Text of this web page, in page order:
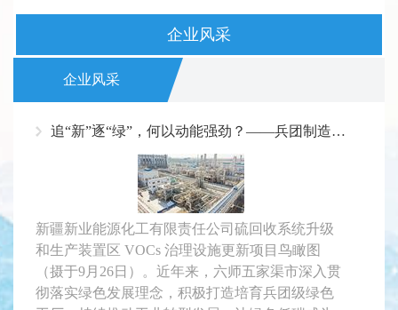
企业风采
企业风采
追“新”逐“绿”，何以动能强劲？——兵团制造业绿色转型发展观察
新疆新业能源化工有限责任公司硫回收系统升级
和生产装置区 VOCs 治理设施更新项目鸟瞰图
（摄于9月26日）。近年来，六师五家渠市深入贯
彻落实绿色发展理念，积极打造培育兵团级绿色